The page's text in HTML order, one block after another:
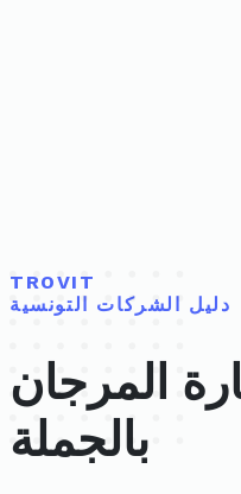
TROVIT
دليل الشركات التونسية
المرجان
بالجملة